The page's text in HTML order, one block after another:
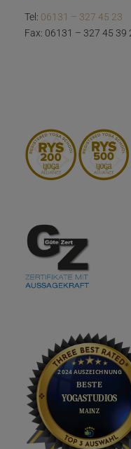
Tel: 06131 – 327 45 23
Fax: 06131 – 327 45 39